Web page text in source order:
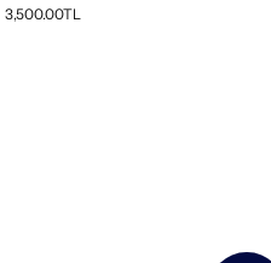
Normal
3,500.00TL